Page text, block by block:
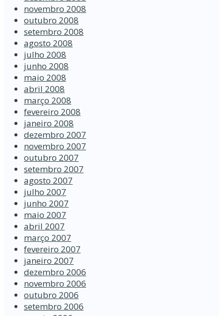
novembro 2008
outubro 2008
setembro 2008
agosto 2008
julho 2008
junho 2008
maio 2008
abril 2008
março 2008
fevereiro 2008
janeiro 2008
dezembro 2007
novembro 2007
outubro 2007
setembro 2007
agosto 2007
julho 2007
junho 2007
maio 2007
abril 2007
março 2007
fevereiro 2007
janeiro 2007
dezembro 2006
novembro 2006
outubro 2006
setembro 2006